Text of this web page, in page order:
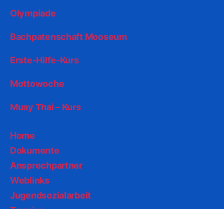
Olympiade
Bachpatenschaft Mooseum
Erste-Hilfe-Kurs
Mottowoche
Muay Thai – Kurs
Home
Dokumente
Ansprechpartner
Weblinks
Jugendsozialarbeit